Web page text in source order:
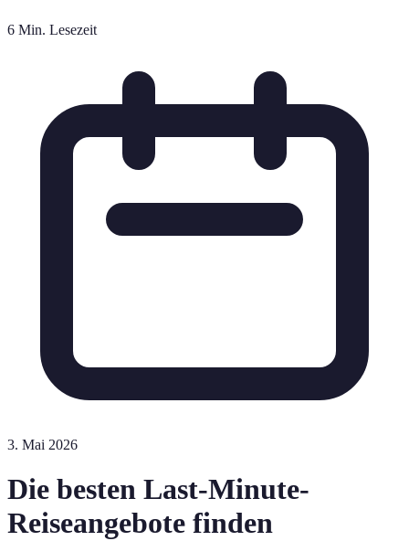
6 Min. Lesezeit
3. Mai 2026
Die besten Last-Minute-
Reiseangebote finden